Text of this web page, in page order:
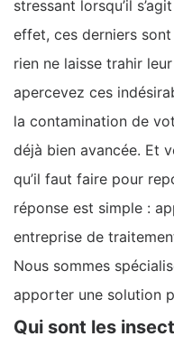
stressant lorsqu’il
effet, ces derniers
rien ne laisse trahir
apercevez ces
la contamination de
déjà bien avancée. Et
qu’il faut faire pour
réponse est simple :
entreprise de
Nous sommes
apporter une solution
Qui sont les